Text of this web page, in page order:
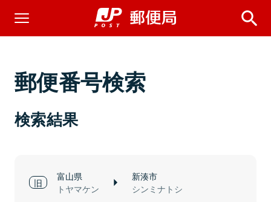
郵便番号検索
検索結果
富山県
トヤマケン
新湊市
シンミナトシ